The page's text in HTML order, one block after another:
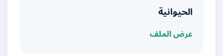
الحيوانية
عرض الملف